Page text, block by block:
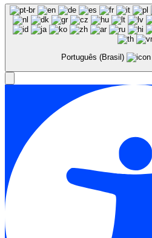
Português (Brasil)